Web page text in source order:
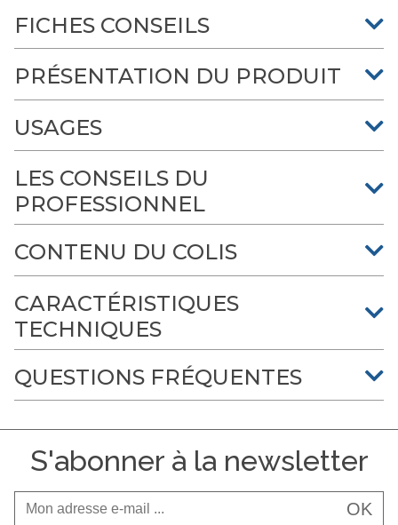
FICHES CONSEILS
PRÉSENTATION DU PRODUIT
USAGES
LES CONSEILS DU
PROFESSIONNEL
CONTENU DU COLIS
CARACTÉRISTIQUES
TECHNIQUES
QUESTIONS FRÉQUENTES
S'abonner à la newsletter
OK